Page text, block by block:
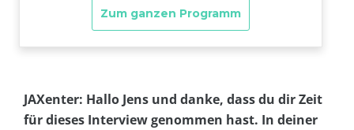
JAXenter: Hallo Jens und danke, dass du dir Zeit
für dieses Interview genommen hast. In deiner